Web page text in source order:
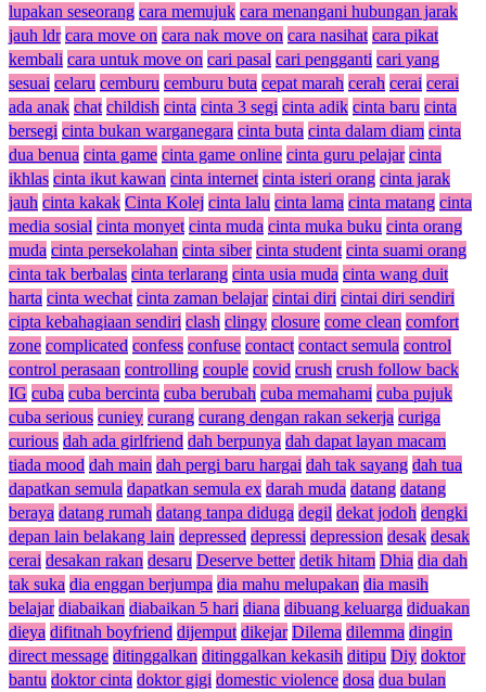
lupakan seseorang cara memujuk cara menangani hubungan jarak
jauh ldr cara move on cara nak move on cara nasihat cara pikat
kembali cara untuk move on cari pasal cari pengganti cari yang
sesuai celaru cemburu cemburu buta cepat marah cerah cerai cerai
ada anak chat childish cinta cinta 3 segi cinta adik cinta baru cinta
bersegi cinta bukan warganegara cinta buta cinta dalam diam cinta
dua benua cinta game cinta game online cinta guru pelajar cinta
ikhlas cinta ikut kawan cinta internet cinta isteri orang cinta jarak
jauh cinta kakak Cinta Kolej cinta lalu cinta lama cinta matang cinta
media sosial cinta monyet cinta muda cinta muka buku cinta orang
muda cinta persekolahan cinta siber cinta student cinta suami orang
cinta tak berbalas cinta terlarang cinta usia muda cinta wang duit
harta cinta wechat cinta zaman belajar cintai diri cintai diri sendiri
cipta kebahagiaan sendiri clash clingy closure come clean comfort
zone complicated confess confuse contact contact semula control
control perasaan controlling couple covid crush crush follow back
IG cuba cuba bercinta cuba berubah cuba memahami cuba pujuk
cuba serious cuniey curang curang dengan rakan sekerja curiga
curious dah ada girlfriend dah berpunya dah dapat layan macam
tiada mood dah main dah pergi baru hargai dah tak sayang dah tua
dapatkan semula dapatkan semula ex darah muda datang datang
beraya datang rumah datang tanpa diduga degil dekat jodoh dengki
depan lain belakang lain depressed depressi depression desak desak
cerai desakan rakan desaru Deserve better detik hitam Dhia dia dah
tak suka dia enggan berjumpa dia mahu melupakan dia masih
belajar diabaikan diabaikan 5 hari diana dibuang keluarga diduakan
dieya difitnah boyfriend dijemput dikejar Dilema dilemma dingin
direct message ditinggalkan ditinggalkan kekasih ditipu Diy doktor
bantu doktor cinta doktor gigi domestic violence dosa dua bulan